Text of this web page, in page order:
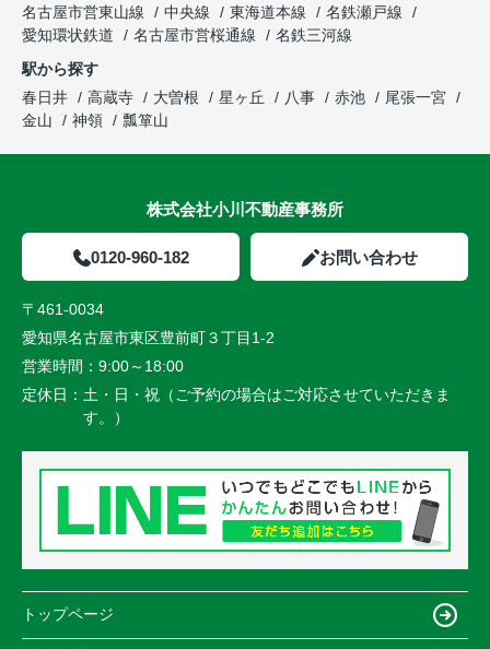
名古屋市営東山線
中央線 東海道本線
名鉄瀬戸線
愛知環状鉄道
名古屋市営桜通線
名鉄三河線
駅から探す
春日井
高蔵寺 大曽根 星ヶ丘 八事 赤池
尾張一宮
金山
神領 瓢箪山
株式会社小川不動産事務所
0120-960-182 お問い合わせ
〒461-0034
愛知県名古屋市東区豊前町３丁目1-2
営業時間： 9:00～18:00
定休日： 土・日・祝（ご予約の場合はご対応させていただきま
す。）
トップページ